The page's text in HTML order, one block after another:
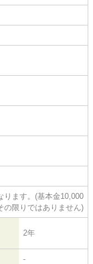
ります。(基本金10,000
の限りではありません)
2年
-